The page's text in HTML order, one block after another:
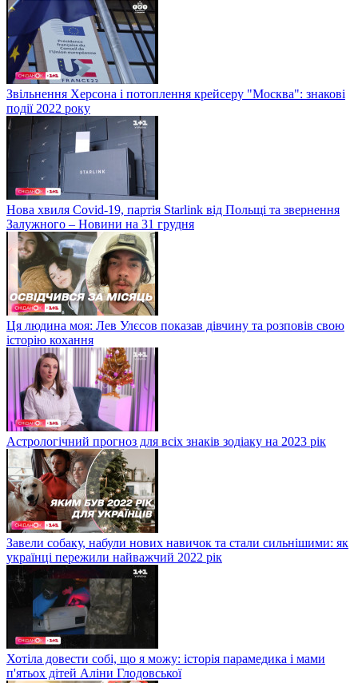
Звільнення Херсона і потоплення крейсеру "Москва": знакові
події 2022 року
Нова хвиля Covid-19, партія Starlink від Польщі та звернення
Залужного – Новини на 31 грудня
Ця людина моя: Лев Улєсов показав дівчину та розповів свою
історію кохання
Астрологічний прогноз для всіх знаків зодіаку на 2023 рік
Завели собаку, набули нових навичок та стали сильнішими: як
українці пережили найважчий 2022 рік
Хотіла довести собі, що я можу: історія парамедика і мами
п'ятьох дітей Аліни Глодовської